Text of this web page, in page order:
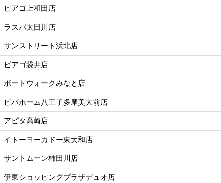
ピアゴ上和田店
ラスパ太田川店
サンストリート浜北店
ピアゴ袋井店
ポートウォークみなと店
ビバホーム八王子多摩美大前店
アピタ高崎店
イトーヨーカドー東大和店
サントムーン柿田川店
伊東ショッピングプラザデュオ店